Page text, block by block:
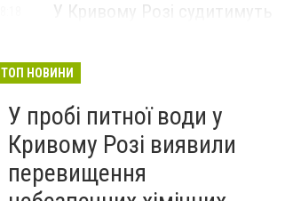
У Кривому Розі судитимуть
боєприпасів, - ФОТО
ТОП НОВИНИ
У пробі питної води у
Кривому Розі виявили
перевищення